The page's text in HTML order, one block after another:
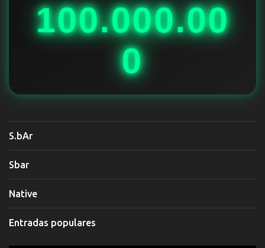
100.000.00
0
S.bAr
Sbar
Native
Entradas populares